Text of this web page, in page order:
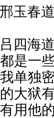
玉春道
四海道
是一
单独
大狱
用他